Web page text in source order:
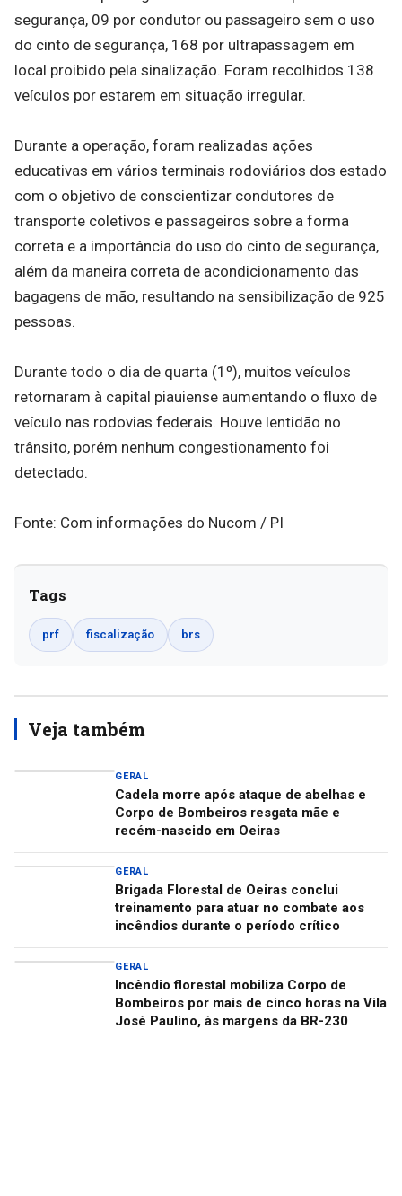
segurança, 09 por condutor ou passageiro sem o uso
do cinto de segurança, 168 por ultrapassagem em
local proibido pela sinalização. Foram recolhidos 138
veículos por estarem em situação irregular.
Durante a operação, foram realizadas ações
educativas em vários terminais rodoviários dos estado
com o objetivo de conscientizar condutores de
transporte coletivos e passageiros sobre a forma
correta e a importância do uso do cinto de segurança,
além da maneira correta de acondicionamento das
bagagens de mão, resultando na sensibilização de 925
pessoas.
Durante todo o dia de quarta (1º), muitos veículos
retornaram à capital piauiense aumentando o fluxo de
veículo nas rodovias federais. Houve lentidão no
trânsito, porém nenhum congestionamento foi
detectado.
Fonte: Com informações do Nucom / PI
Tags
prf fiscalização brs
Veja também
GERAL
Cadela morre após ataque de abelhas e
Corpo de Bombeiros resgata mãe e
recém-nascido em Oeiras
GERAL
Brigada Florestal de Oeiras conclui
treinamento para atuar no combate aos
incêndios durante o período crítico
GERAL
Incêndio florestal mobiliza Corpo de
Bombeiros por mais de cinco horas na Vila
José Paulino, às margens da BR-230